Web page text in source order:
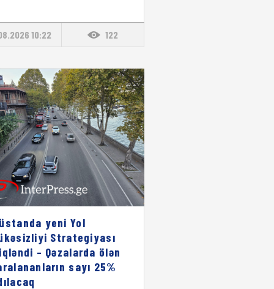
10:22 122
yeni Yol
Strategiyası
– Qəzalarda ölən
sayı 25%